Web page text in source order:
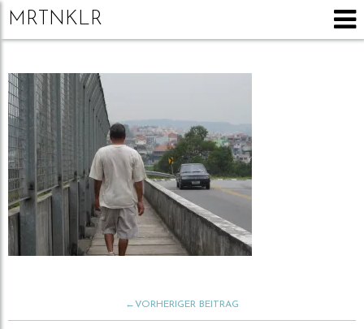
MRTNKLR
←VORHERIGER BEITRAG